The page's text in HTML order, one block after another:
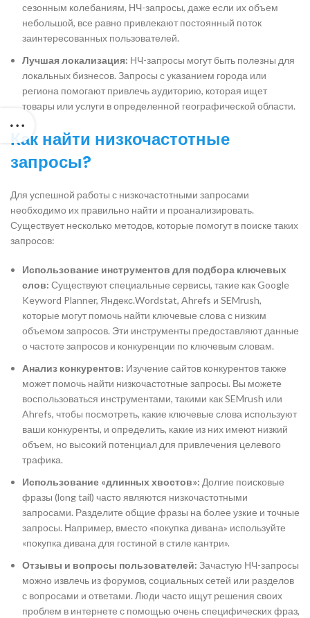
сезонным колебаниям, НЧ-запросы, даже если их объем
небольшой, все равно привлекают постоянный поток
заинтересованных пользователей.
Лучшая локализация: НЧ-запросы могут быть полезны для
локальных бизнесов. Запросы с указанием города или
региона помогают привлечь аудиторию, которая ищет
товары или услуги в определенной географической области.
Как найти низкочастотные
запросы?
Для успешной работы с низкочастотными запросами
необходимо их правильно найти и проанализировать.
Существует несколько методов, которые помогут в поиске таких
запросов:
Использование инструментов для подбора ключевых
слов: Существуют специальные сервисы, такие как Google
Keyword Planner, Яндекс.Wordstat, Ahrefs и SEMrush,
которые могут помочь найти ключевые слова с низким
объемом запросов. Эти инструменты предоставляют данные
о частоте запросов и конкуренции по ключевым словам.
Анализ конкурентов: Изучение сайтов конкурентов также
может помочь найти низкочастотные запросы. Вы можете
воспользоваться инструментами, такими как SEMrush или
Ahrefs, чтобы посмотреть, какие ключевые слова используют
ваши конкуренты, и определить, какие из них имеют низкий
объем, но высокий потенциал для привлечения целевого
трафика.
Использование «длинных хвостов»: Долгие поисковые
фразы (long tail) часто являются низкочастотными
запросами. Разделите общие фразы на более узкие и точные
запросы. Например, вместо «покупка дивана» используйте
«покупка дивана для гостиной в стиле кантри».
Отзывы и вопросы пользователей: Зачастую НЧ-запросы
можно извлечь из форумов, социальных сетей или разделов
с вопросами и ответами. Люди часто ищут решения своих
проблем в интернете с помощью очень специфических фраз,